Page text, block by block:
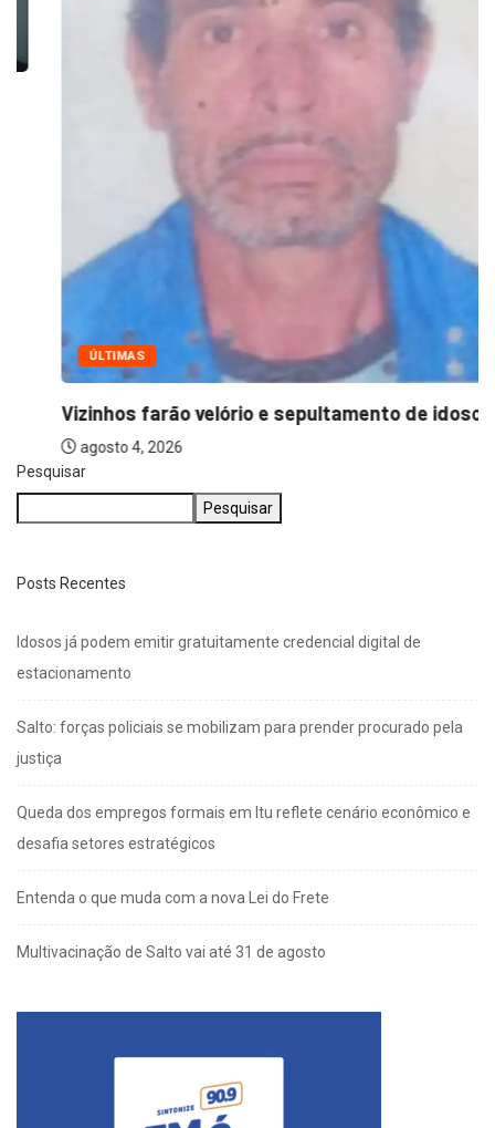
ÚLTIMAS
Vizinhos farão velório e sepultamento de idoso...
agosto 4, 2026
Pesquisar
Pesquisar
Posts Recentes
Idosos já podem emitir gratuitamente credencial digital de
estacionamento
Salto: forças policiais se mobilizam para prender procurado pela
justiça
Queda dos empregos formais em Itu reflete cenário econômico e
desafia setores estratégicos
Entenda o que muda com a nova Lei do Frete
Multivacinação de Salto vai até 31 de agosto